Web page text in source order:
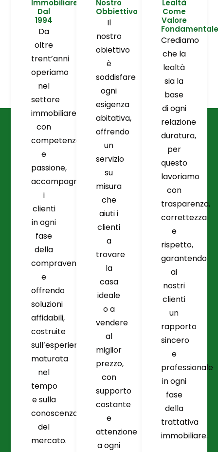
Immobiliare
Dal
1994
Da
oltre
trent’anni
operiamo
nel
settore
immobiliare
con
competenza
e
passione,
accompagnando
i
clienti
in ogni
fase
della
compravendita
e
offrendo
soluzioni
affidabili,
costruite
sull’esperienza
maturata
nel
tempo
e sulla
conoscenza
del
mercato.
Nostro
Obbiettivo
Il
nostro
obiettivo
è
soddisfare
ogni
esigenza
abitativa,
offrendo
un
servizio
su
misura
che
aiuti i
clienti
a
trovare
la
casa
ideale
o a
vendere
al
miglior
prezzo,
con
supporto
costante
e
attenzione
a ogni
Lealtà
Come
Valore
Fondamentale
Crediamo
che la
lealtà
sia la
base
di ogni
relazione
duratura,
per
questo
lavoriamo
con
trasparenza,
correttezza
e
rispetto,
garantendo
ai
nostri
clienti
un
rapporto
sincero
e
professionale
in ogni
fase
della
trattativa
immobiliare.